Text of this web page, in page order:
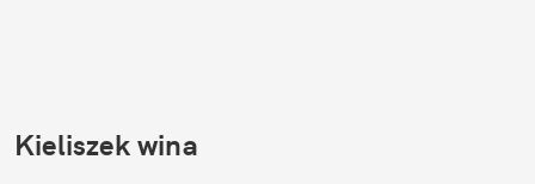
Kieliszek wina